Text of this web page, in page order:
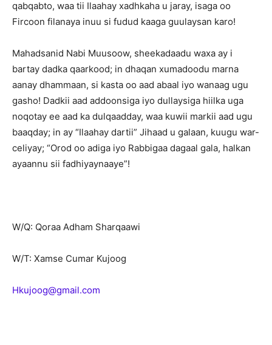
qabqabto, waa tii Ilaahay xadhkaha u jaray, isaga oo
Fircoon filanaya inuu si fudud kaaga guulaysan karo!
Mahadsanid Nabi Muusoow, sheekadaadu waxa ay i
bartay dadka qaarkood; in dhaqan xumadoodu marna
aanay dhammaan, si kasta oo aad abaal iyo wanaag ugu
gasho! Dadkii aad addoonsiga iyo dullaysiga hiilka uga
noqotay ee aad ka dulqaadday, waa kuwii markii aad ugu
baaqday; in ay “Ilaahay dartii” Jihaad u galaan, kuugu war-
celiyay; “Orod oo adiga iyo Rabbigaa dagaal gala, halkan
ayaannu sii fadhiyaynaaye”!
W/Q: Qoraa Adham Sharqaawi
W/T: Xamse Cumar Kujoog
Hkujoog@gmail.com